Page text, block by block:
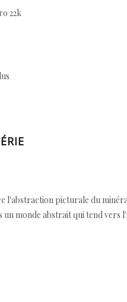
22k
l'abstraction picturale du
monde abstrait qui tend